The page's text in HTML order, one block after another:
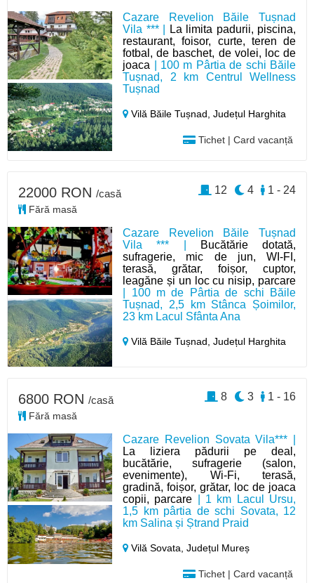
Cazare Revelion Băile Tușnad
Vila *** |
La limita padurii, piscina,
restaurant, foisor, curte, teren de
fotbal, de baschet, de volei, loc de
joaca | 100 m Pârtia de schi Băile
Tușnad, 2 km Centrul Wellness
Tușnad
Vilă Băile Tușnad,Județul Harghita
Tichet | Card vacanță
Cazare Revelion Băile Tușnad
Vila *** |
Bucătărie dotată,
sufragerie, mic de jun, WI-FI,
terasă, grătar, foișor, cuptor,
leagăne și un loc cu nisip, parcare
| 100 m de Pârtia de schi Băile
Tușnad, 2,5 km Stânca Șoimilor,
23 km Lacul Sfânta Ana
Vilă Băile Tușnad,Județul Harghita
22000 RON /casă
Fără masă
1 - 24
4
12
Cazare Revelion Sovata Vila*** |
La liziera pădurii pe deal,
bucătărie, sufragerie (salon,
evenimente), Wi-Fi, terasă,
gradină, foișor, grătar, loc de joaca
copii, parcare | 1 km Lacul Ursu,
1,5 km pârtia de schi Sovata, 12
km Salina și Ștrand Praid
Vilă Sovata,Județul Mureș
Tichet | Card vacanță
6800 RON /casă
Fără masă
1 - 16
3
8